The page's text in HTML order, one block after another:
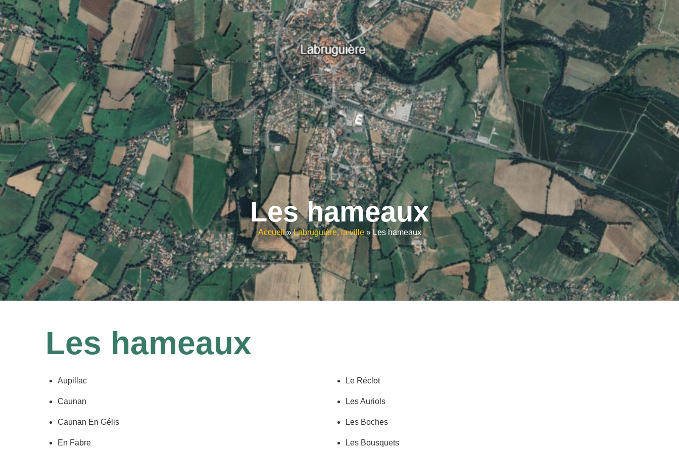
principal
Labruguière, la ville Labruguière au quotidien Labruguière et ses sorties
Mes démarches
Les hameaux
Accueil »Labruguière, la ville»Les hameaux
Les hameaux
Le Réclot
Les Auriols
Les Boches
Les Bousquets
Aupillac
Caunan
Caunan En Gélis
En Fabre